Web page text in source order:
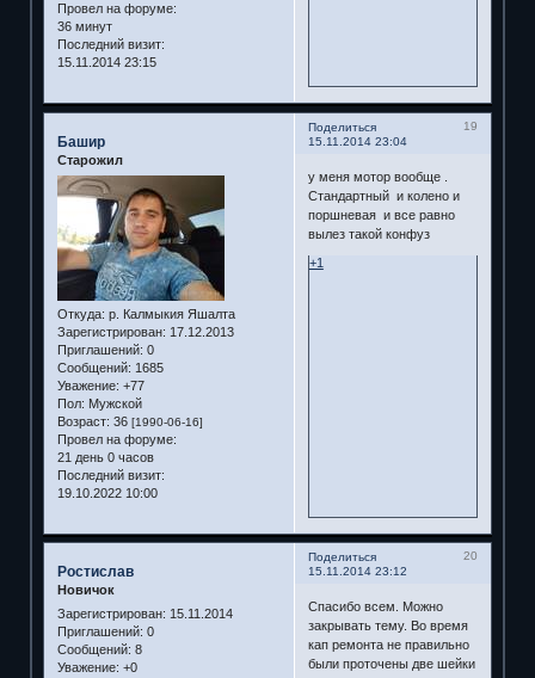
Провел на форуме:
36 минут
Последний визит:
15.11.2014 23:15
Поделиться
19
15.11.2014 23:04
Башир
Старожил
Откуда: р. Калмыкия Яшалта
Зарегистрирован: 17.12.2013
Приглашений: 0
Сообщений: 1685
Уважение: +77
Пол: Мужской
Возраст: 36 [1990-06-16]
Провел на форуме:
21 день 0 часов
Последний визит:
19.10.2022 10:00
у меня мотор вообще .
Стандартный и колено и
поршневая и все равно
вылез такой конфуз
+1
Поделиться
20
15.11.2014 23:12
Ростислав
Новичок
Зарегистрирован: 15.11.2014
Приглашений: 0
Сообщений: 8
Уважение: +0
Спасибо всем. Можно
закрывать тему. Во время
кап ремонта не правильно
были проточены две шейки